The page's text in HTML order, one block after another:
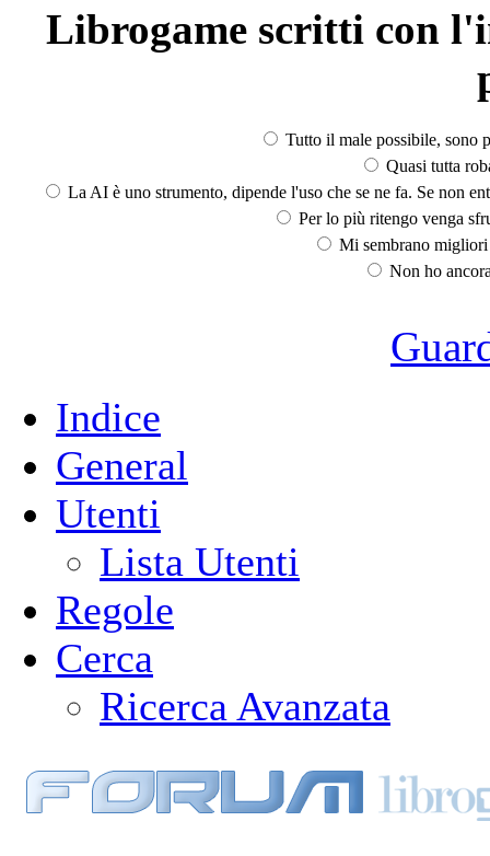
Librogame scritti con
Tutto il male possibile, sono
Quasi tutta
La AI è uno strumento, dipende l'uso che se ne fa. Se non
Per lo più ritengo venga
Mi sembrano
Non ho
Indice
General
Utenti
Lista Utenti
Regole
Cerca
Ricerca Avanzata